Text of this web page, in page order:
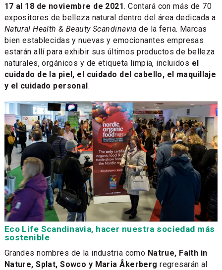
17 al 18 de noviembre de 2021. Contará con más de 70
expositores de belleza natural dentro del área dedicada a
Natural Health & Beauty Scandinavia de la feria. Marcas
bien establecidas y nuevas y emocionantes empresas
estarán allí para exhibir sus últimos productos de belleza
naturales, orgánicos y de etiqueta limpia, incluidos el
cuidado de la piel, el cuidado del cabello, el maquillaje
y el cuidado personal.
Eco Life Scandinavia, hacer nuestra sociedad más
sostenible
Grandes nombres de la industria como Natrue, Faith in
Nature, Splat, Sowco y Maria Åkerberg regresarán al